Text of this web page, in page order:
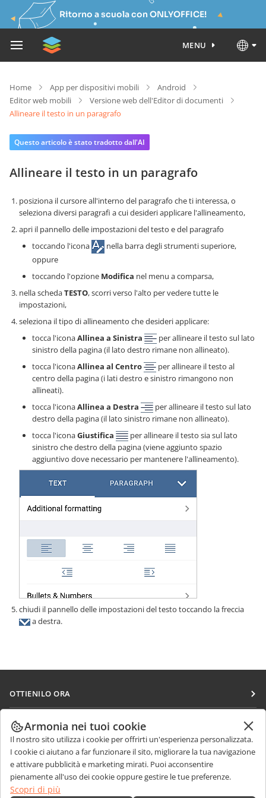
Ritorno a scuola con ONLYOFFICE!
MENU
Home App per dispositivi mobili
Android
Editor web mobili
Versione web dell'Editor di documenti
Allineare il testo in un paragrafo
Questo articolo è stato tradotto dall'AI
Allineare il testo in un paragrafo
posiziona il cursore all'interno del paragrafo che ti interessa, o
seleziona diversi paragrafi a cui desideri applicare l'allineamento,
apri il pannello delle impostazioni del testo e del paragrafo
toccando l'icona
nella barra degli strumenti superiore,
oppure
toccando l'opzione Modifica nel menu a comparsa,
nella schedaTESTO, scorri verso l'alto per vedere tutte le
impostazioni,
seleziona il tipo di allineamento che desideri applicare:
tocca l'iconaAllinea a Sinistra
per allineare il testo sul lato
sinistro della pagina (il lato destro rimane non allineato).
tocca l'iconaAllinea al Centro
per allineare il testo al
centro della pagina (i lati destro e sinistro rimangono non
allineati).
tocca l'iconaAllinea a Destra
per allineare il testo sul lato
destro della pagina (il lato sinistro rimane non allineato).
tocca l'iconaGiustifica
per allineare il testo sia sul lato
sinistro che destro della pagina (viene aggiunto spazio
aggiuntivo dove necessario per mantenere l'allineamento).
chiudi il pannello delle impostazioni del testo toccando la freccia
a destra.
OTTIENILO ORA
Docs
DocSpace
Workspace
Connettori
App desktop
COLLABORA
Per i contributori
Per i traduttori
Per gli influencer
RICEVI NOTIZIE
Blog
RICEVI AIUTO
Armonia nei tuoi cookie
Il nostro sito utilizza i cookie per offrirti un'esperienza personalizzata.
I cookie ci aiutano a far funzionare il sito, migliorare la tua navigazione
e attivare pubblicità e marketing mirati. Puoi acconsentire
pienamente all'uso dei cookie oppure gestire le tue preferenze.
Scopri di più